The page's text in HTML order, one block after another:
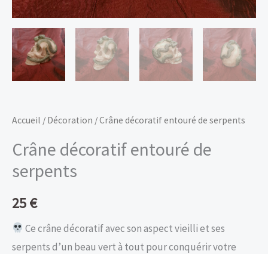
Accueil / Décoration / Crâne décoratif entouré de serpents
Crâne décoratif entouré de
serpents
25€
Ce crâne décoratif avec son aspect vieilli et ses
serpents d’un beau vert à tout pour conquérir votre